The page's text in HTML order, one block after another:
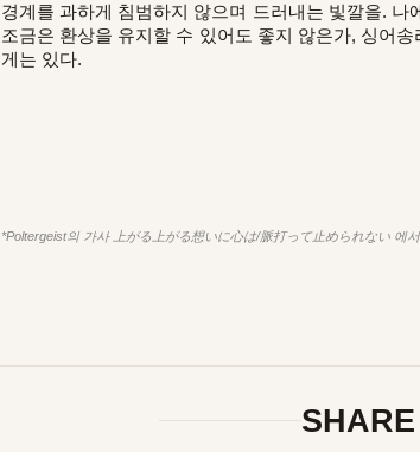
경계를 과하게 침범하지 않으며 드러내는 빛깔을.
조금은 환상을 유지할 수 있어도 좋지 않은가, 싱어
게는 있다.
*Poltergeist의 가사 上がる上がる想いに心は/脈打って止められない 에